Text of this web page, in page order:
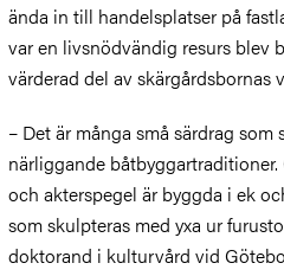
ända in till handelsplatser på
var en livsnödvändig resurs blev
värderad del av skärgårdsbornas
– Det är många små särdrag
närliggande
och akterspegel är byggda i ek
som skulpteras med yxa ur
doktorand i kulturvård vid